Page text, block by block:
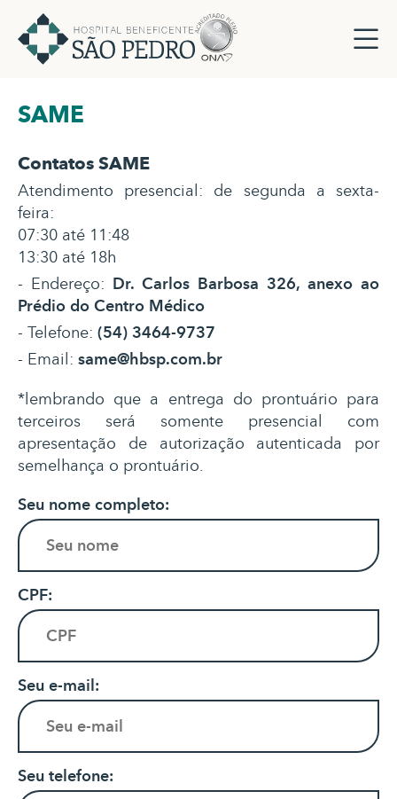
SAME
Contatos SAME
Atendimento presencial: de segunda a sexta-
feira:
07:30 até 11:48
13:30 até 18h
- Endereço: Dr. Carlos Barbosa 326, anexo ao
Prédio do Centro Médico
- Telefone: (54) 3464-9737
- Email: same@hbsp.com.br
*lembrando que a entrega do prontuário para
terceiros será somente presencial com
apresentação de autorização autenticada por
semelhança o prontuário.
Seu nome completo:
CPF:
Seu e-mail:
Seu telefone: